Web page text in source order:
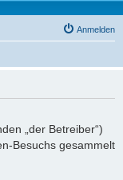
Anmelden
„der Betreiber“)
Besuchs gesammelt